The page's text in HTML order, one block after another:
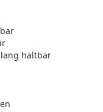
haltbar